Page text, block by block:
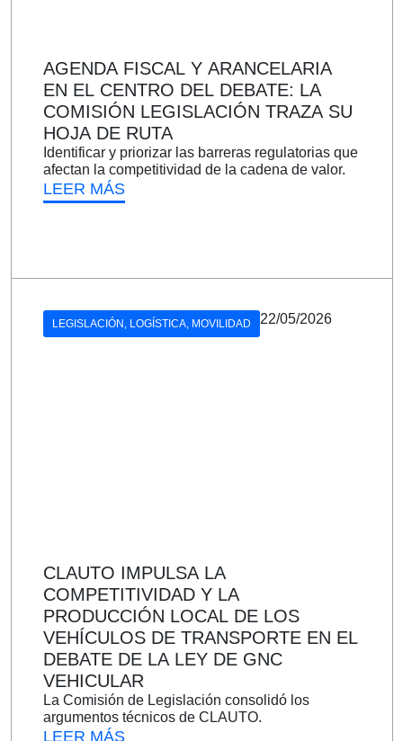
AGENDA FISCAL Y ARANCELARIA
EN EL CENTRO DEL DEBATE: LA
COMISIÓN LEGISLACIÓN TRAZA SU
HOJA DE RUTA
Identificar y priorizar las barreras regulatorias que
afectan la competitividad de la cadena de valor.
LEER MÁS
LEGISLACIÓN LOGÍSTICA, MOVILIDAD 22/05/2026
CLAUTO IMPULSA LA
COMPETITIVIDAD Y LA
PRODUCCIÓN LOCAL DE LOS
VEHÍCULOS DE TRANSPORTE EN EL
DEBATE DE LA LEY DE GNC
VEHICULAR
La Comisión de Legislación consolidó los
argumentos técnicos de CLAUTO.
LEER MÁS